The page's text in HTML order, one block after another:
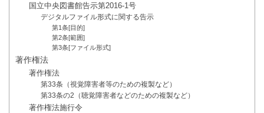
国立中央図書館告示第2016-1号
デジタルファイル形式に関する告示
第1条[目的]
第2条[範囲]
第3条[ファイル形式]
著作権法
著作権法
第33条（視覚障害者等のための複製など）
第33条の2（聴覚障害者などのための複製など）
著作権法施行令